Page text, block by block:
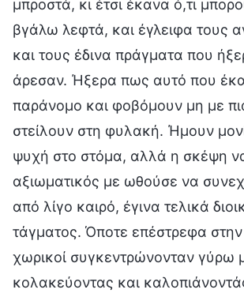
μπροστά, κι έτσι έκανα ό,τι
βγάλω λεφτά, και έγλειφα τους
και τους έδινα πράγματα που
άρεσαν. Ήξερα πως αυτό που
παράνομο και φοβόμουν μη με
στείλουν στη φυλακή. Ήμουν
ψυχή στο στόμα, αλλά η σκέψη
αξιωματικός με ωθούσε να
από λίγο καιρό, έγινα τελικά
τάγματος. Όποτε επέστρεφα στην
χωρικοί συγκεντρώνονταν γύρω
κολακεύοντας και